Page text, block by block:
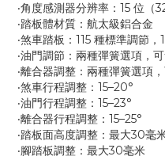
‧角度感測器分辨率：15 位（
‧踏板體材質：航太級鋁合金
‧煞車踏板：115 種標準調節
‧油門調節：兩種彈簧選項，
‧離合器調整：兩種彈簧選項
‧煞車行程調整：15–20°
‧油門行程調整：15–23°
‧離合器行程調整：15–25°
‧踏板面高度調整：最大30毫
‧腳踏板調整：最大30毫米